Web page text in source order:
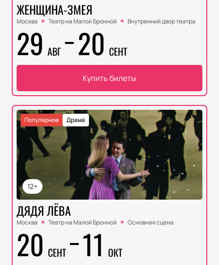
ЖЕНЩИНА-ЗМЕЯ
Москва Театр на Малой Бронной Внутренний двор театра
29 АВГ 20 СЕНТ
Купить билеты
12+
Драма
Популярное
ДЯДЯ ЛЁВА
Москва Театр на Малой Бронной Основная сцена
20 СЕНТ 11 ОКТ